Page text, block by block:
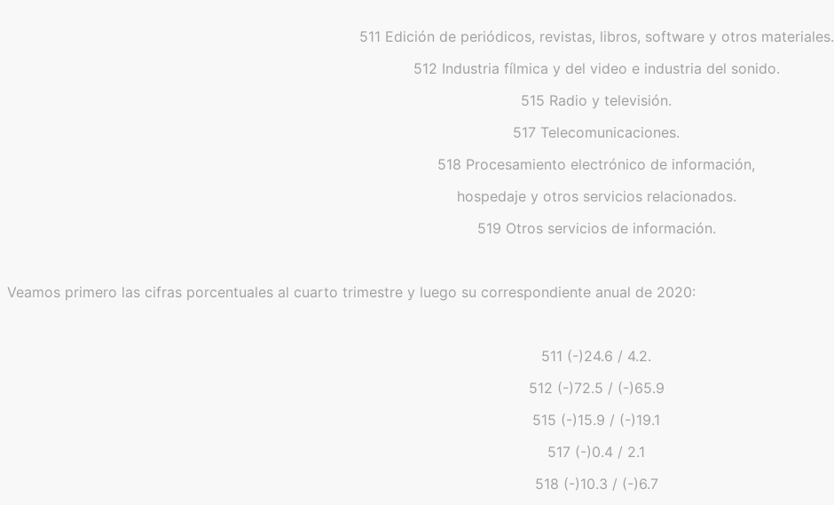
511 Edición de periódicos, revistas, libros, software y otros materiales.
512 Industria fílmica y del video e industria del sonido.
515 Radio y televisión.
517 Telecomunicaciones.
518 Procesamiento electrónico de información,
hospedaje y otros servicios relacionados.
519 Otros servicios de información.
Veamos primero las cifras porcentuales al cuarto trimestre y luego su correspondiente anual de 2020:
511 (-)24.6 / 4.2.
512 (-)72.5 / (-)65.9
515 (-)15.9 / (-)19.1
517 (-)0.4 / 2.1
518 (-)10.3 / (-)6.7